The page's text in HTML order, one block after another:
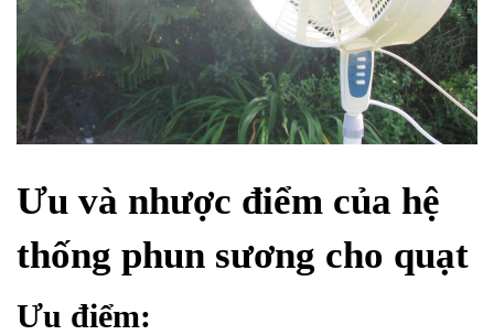
Ưu và nhược điểm của hệ
thống phun sương cho quạt
Ưu điểm: